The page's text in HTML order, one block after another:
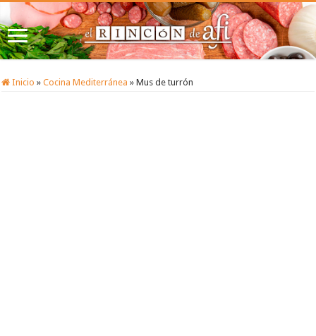
Inicio » Cocina Mediterránea » Mus de turrón